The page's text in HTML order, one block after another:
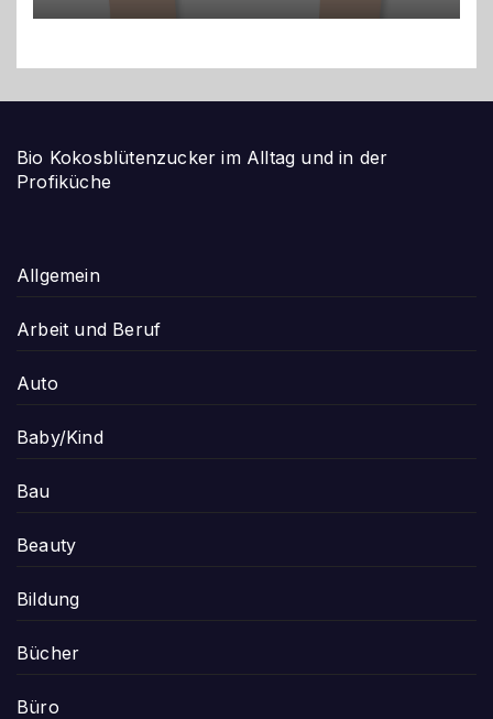
Bio Kokosblütenzucker im Alltag und in der
Profiküche
Allgemein
Arbeit und Beruf
Auto
Baby/Kind
Bau
Beauty
Bildung
Bücher
Büro